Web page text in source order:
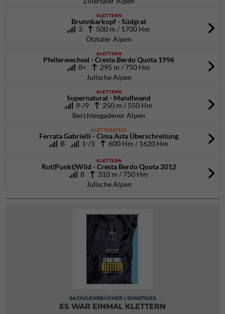
KLETTERN
Brunnkarkopf - Südgrat
3
500 m / 1700 Hm
Ötztaler Alpen
KLETTERN
Pfeilerwechsel - Cresta Berdo Quota 1996
8+
295 m / 750 Hm
Julische Alpen
KLETTERN
Supernatural - Mandlwand
9-/9
250 m / 550 Hm
Berchtesgadener Alpen
KLETTERSTEIG
Ferrata Gabrielli - Cima Asta Überschreitung
B
1-/1 600 Hm / 1620 Hm
KLETTERN
Rot(Punkt)Wild - Cresta Berdo Quota 2012
8
310 m / 750 Hm
Julische Alpen
SACH/LEHRBÜCHER | SONSTIGES
ES WAR EINMAL KLETTERN